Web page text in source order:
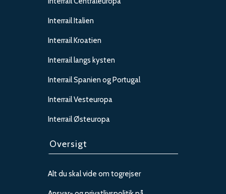
Interrail Italien
Interrail Kroatien
Interrail langs kysten
Interrail Spanien og Portugal
Interrail Vesteuropa
Interrail Østeuropa
Oversigt
Alt du skal vide om togrejser